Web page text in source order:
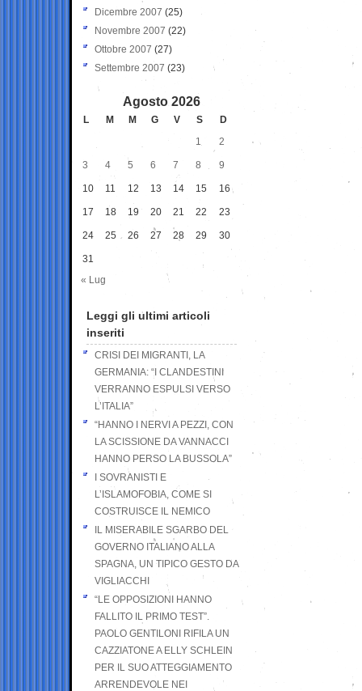
Dicembre 2007 (25)
Novembre 2007 (22)
Ottobre 2007 (27)
Settembre 2007 (23)
Agosto 2026
L M M G V S
D
1
2
3 4 5 6 7 8 9
10 11 12 13 14 15 16
17 18 19 20 21 22 23
24 25 26 27 28 29 30
31
« Lug
Leggi gli ultimi articoli
inseriti
CRISI DEI MIGRANTI, LA
GERMANIA: “I CLANDESTINI
VERRANNO ESPULSI VERSO
L’ITALIA”
“HANNO I NERVI A PEZZI, CON
LA SCISSIONE DA VANNACCI
HANNO PERSO LA BUSSOLA”
I SOVRANISTI E
L’ISLAMOFOBIA, COME SI
COSTRUISCE IL NEMICO
IL MISERABILE SGARBO DEL
GOVERNO ITALIANO ALLA
SPAGNA, UN TIPICO GESTO DA
VIGLIACCHI
“LE OPPOSIZIONI HANNO
FALLITO IL PRIMO TEST”.
PAOLO GENTILONI RIFILA UN
CAZZIATONE A ELLY SCHLEIN
PER IL SUO ATTEGGIAMENTO
ARRENDEVOLE NEI